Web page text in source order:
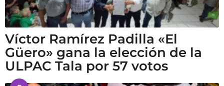
Víctor Ramírez Padilla «El
Güero» gana la elección de la
ULPAC Tala por 57 votos